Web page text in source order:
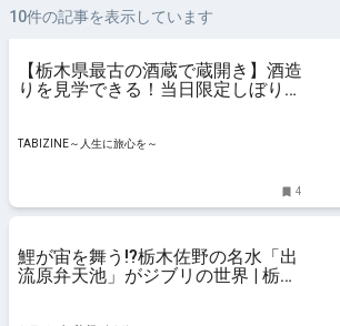
10件の記事を表示しています
【栃木県最古の酒蔵で蔵開き】酒造
りを見学できる！当日限定しぼりた
TABIZINE～人生に旅心を～
4
鯉が宙を舞う!?栃木佐野の名水「出
流原弁天池」がジブリの世界 | 栃木